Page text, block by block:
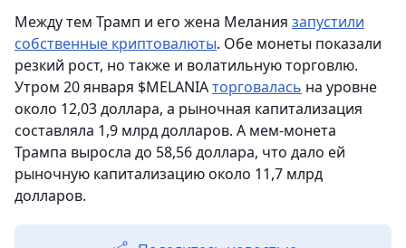
Между тем Трамп и его жена Мелания запустили
собственные криптовалюты. Обе монеты показали
резкий рост, но также и волатильную торговлю.
Утром 20 января $MELANIAторговалась на уровне
около 12,03 доллара, а рыночная капитализация
составляла 1,9 млрд долларов. А мем-монета
Трампа выросла до 58,56 доллара, что дало ей
рыночную капитализацию около 11,7 млрд
долларов.